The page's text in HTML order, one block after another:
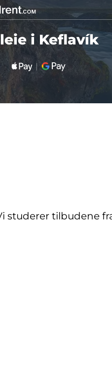
i Keflavík
studerer tilbudene